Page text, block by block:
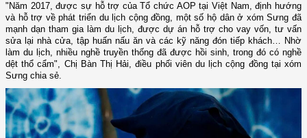
"Năm 2017, được sự hỗ trợ của Tổ chức AOP tại Việt Nam, định hướng
và hỗ trợ về phát triển du lịch cộng đồng, một số hộ dân ở xóm Sưng đã
mạnh dạn tham gia làm du lịch, được dự án hỗ trợ cho vay vốn, tư vấn
sửa lại nhà cửa, tập huấn nấu ăn và các kỹ năng đón tiếp khách… Nhờ
làm du lịch, nhiều nghề truyền thống đã được hồi sinh, trong đó có nghề
dệt thổ cẩm", Chị Bàn Thị Hải, điều phối viên du lịch cộng đồng tại xóm
Sưng chia sẻ.